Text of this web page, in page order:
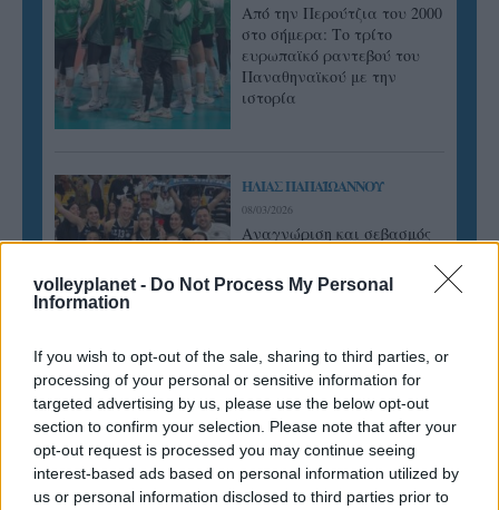
volleyplanet - Do Not Process My Personal
Information
If you wish to opt-out of the sale, sharing to third parties, or
processing of your personal or sensitive information for
targeted advertising by us, please use the below opt-out
section to confirm your selection. Please note that after your
opt-out request is processed you may continue seeing
interest-based ads based on personal information utilized by
us or personal information disclosed to third parties prior to
Από την Περούτζια του 2000
στο σήμερα: Tο τρίτο
ευρωπαϊκό ραντεβού του
Παναθηναϊκού με την
ιστορία
ΗΛΙΑΣ ΠΑΠΑΪΩΑΝΝΟΥ
08/03/2026
Αναγνώριση και σεβασμός
Α.Ο. Θήρας